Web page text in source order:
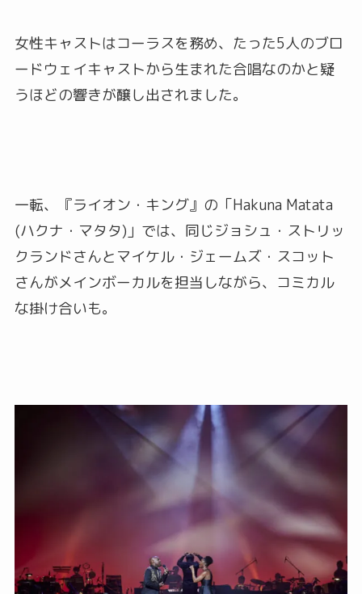
女性キャストはコーラスを務め、たった5人のブロ
ードウェイキャストから生まれた合唱なのかと疑
うほどの響きが醸し出されました。
一転、『ライオン・キング』の「Hakuna Matata
(ハクナ・マタタ)」では、同じジョシュ・ストリッ
クランドさんとマイケル・ジェームズ・スコット
さんがメインボーカルを担当しながら、コミカル
な掛け合いも。